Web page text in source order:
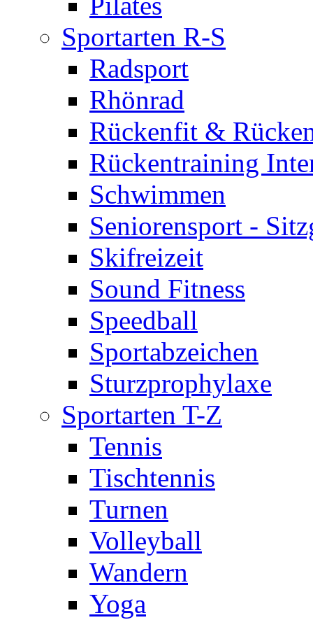
Sportarten R-S
Radsport
Rhönrad
Rückenfit &
Rückentraining
Schwimmen
Seniorensport -
Skifreizeit
Sound Fitness
Speedball
Sportabzeichen
Sturzprophylaxe
Sportarten T-Z
Tennis
Tischtennis
Turnen
Volleyball
Wandern
Yoga